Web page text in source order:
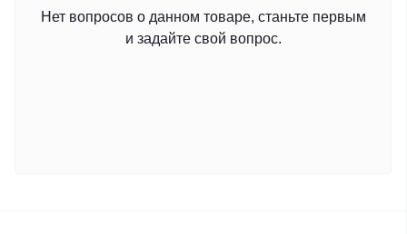
Нет вопросов о данном товаре, станьте первым
и задайте свой вопрос.